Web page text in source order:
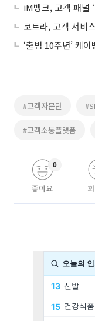
iM뱅크, 고객 패널
코트라, 고객 서비
#고객자문단
#고객소통플랫폼
좋아요
0